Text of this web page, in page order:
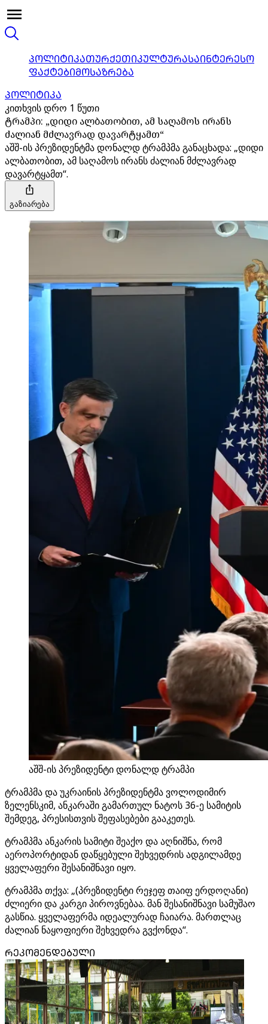
ᲞᲝᲚᲘᲢᲘᲙᲐᲗᲣᲠᲥᲔᲗᲘᲙᲣᲚᲢᲣᲠᲐᲡᲐᲘᲜᲢᲔᲠᲔᲡᲝ
ᲤᲐᲥᲢᲔᲑᲘᲛᲝᲡᲐᲖᲠᲔᲑᲐ
ᲞᲝᲚᲘᲢᲘᲙᲐ
კითხვის დრო 1 წუთი
ტრამპი: „დიდი ალბათობით, ამ საღამოს ირანს
ძალიან მძლავრად დავარტყამთ“
აშშ-ის პრეზიდენტმა დონალდ ტრამპმა განაცხადა: „დიდი
ალბათობით, ამ საღამოს ირანს ძალიან მძლავრად
დავარტყამთ“.
გაზიარება
აშშ-ის პრეზიდენტი დონალდ ტრამპი
ტრამპმა და უკრაინის პრეზიდენტმა ვოლოდიმირ
ზელენსკიმ, ანკარაში გამართულ ნატოს 36-ე სამიტის
შემდეგ, პრესისთვის შეფასებები გააკეთეს.
ტრამპმა ანკარის სამიტი შეაქო და აღნიშნა, რომ
აეროპორტიდან დაწყებული შეხვედრის ადგილამდე
ყველაფერი შესანიშნავი იყო.
ტრამპმა თქვა: „(პრეზიდენტი რეჯეფ თაიფ ერდოღანი)
ძლიერი და კარგი პიროვნებაა. მან შესანიშნავი სამუშაო
გასწია. ყველაფერმა იდეალურად ჩაიარა. მართლაც
ძალიან ნაყოფიერი შეხვედრა გვქონდა“.
ᲠᲔᲙᲝᲛᲔᲜᲓᲔᲑᲣᲚᲘ